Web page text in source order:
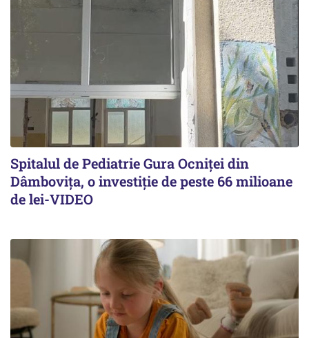
Spitalul de Pediatrie Gura Ocniței din
Dâmbovița, o investiție de peste 66 milioane
de lei-VIDEO